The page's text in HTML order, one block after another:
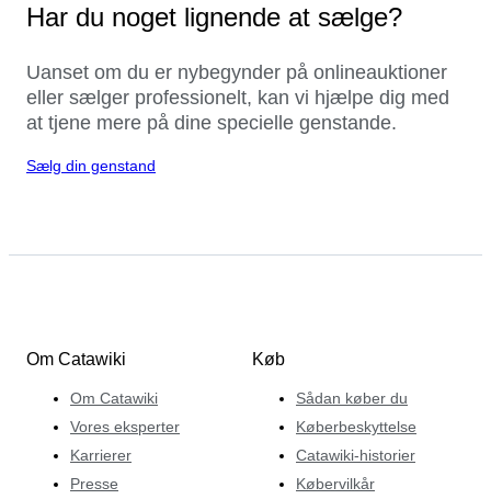
Har du noget lignende at sælge?
Uanset om du er nybegynder på onlineauktioner
eller sælger professionelt, kan vi hjælpe dig med
at tjene mere på dine specielle genstande.
Sælg din genstand
Om Catawiki
Om Catawiki
Vores eksperter
Karrierer
Presse
Køb
Sådan køber du
Køberbeskyttelse
Catawiki-historier
Købervilkår